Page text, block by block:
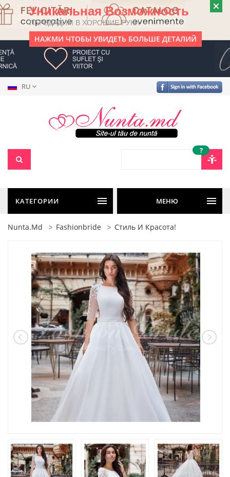
Уникальная Возможность
ПЕРЕДАДИМ В ХОРОШИЕ РУКИ
НАЖМИ ЧТОБЫ УВИДЕТЬ БОЛЬШЕ ДЕТАЛИЙ
RU
?
КАТЕГОРИИ МЕНЮ
Nunta.md Fashionbride Стиль И Красота!